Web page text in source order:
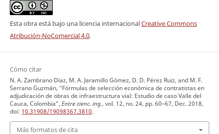
Esta obra está bajo una licencia internacionalCreative Commons
Atribución-NoComercial 4.0.
Cómo citar
N. A. Zambrano Díaz, M. A. Jaramillo Gómez, D. D. Pérez Ruiz, and M. F.
Serrano Guzmán, “Fórmulas de selección económica de contratistas en
adjudicación de obras de infraestructura vial: Estudio de caso Valle del
Cauca, Colombia”, Entre cienc. ing., vol. 12, no. 24, pp. 60–67, Dec. 2018,
doi: 10.31908/19098367.3810.
Más formatos de cita